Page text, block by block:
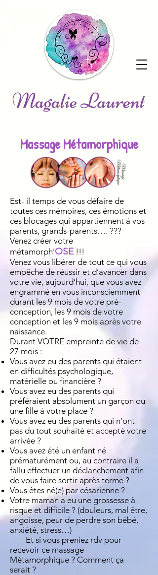
Massage Métamorphique
Est- il temps de vous défaire de
toutes ces mémoires, ces émotions et
ces blocages qui appartiennent à vos
parents, grands-parents…. ???
Venez créer votre
métamorph’OSE!!!
Venez vous libérer de tout ce qui vous
empêche de réussir et d’avancer dans
votre vie, aujourd’hui, que vous avez
engrammé en vous inconsciemment
durant les 9 mois de votre pré-
conception, les 9 mois de votre
conception et les 9 mois après votre
naissance.
Durant VOTRE empreinte de vie de
27 mois :
Vous avez eu des parents qui étaient
en difficultés psychologique,
matérielle ou financière ?
Vous avez eu des parents qui
préféraient absolument un garçon ou
une fille à votre place ?
Vous avez eu des parents qui n’ont
pas du tout souhaité et accepté votre
arrivée ?
Vous avez été un enfant né
prématurément ou, au contraire il a
fallu effectuer un déclanchement afin
de vous faire sortir après terme ?
Vous êtes né(e) par césarienne ?
Votre maman a eu une grossesse à
risque et difficile ? (douleurs, mal être,
angoisse, peur de perdre son bébé,
anxiété, stress…)
Et si vous preniez rdv pour
recevoir ce massage
Métamorphique ? Comment ça
serait ?